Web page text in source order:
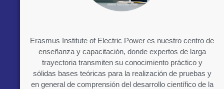
Erasmus Institute of Electric Power es nuestro centro de
enseñanza y capacitación, donde expertos de larga
trayectoria transmiten su conocimiento práctico y
sólidas bases teóricas para la realización de pruebas y
en general de comprensión del desarrollo científico de la